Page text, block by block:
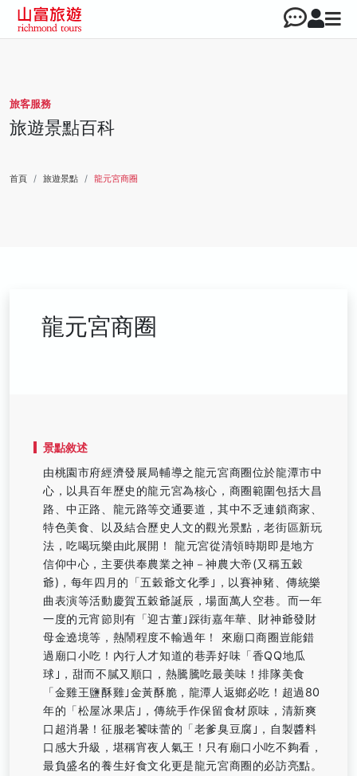
旅客服務
旅遊景點百科
首頁 旅遊景點 龍元宮商圈
龍元宮商圈
景點敘述
由桃園市府經濟發展局輔導之龍元宮商圈位於龍潭市中
心，以具百年歷史的龍元宮為核心，商圈範圍包括大昌
路、中正路、龍元路等交通要道，其中不乏連鎖商家、
特色美食、以及結合歷史人文的觀光景點，老街區新玩
法，吃喝玩樂由此展開！ 龍元宮從清領時期即是地方
信仰中心，主要供奉農業之神－神農大帝(又稱五穀
爺)，每年四月的「五穀爺文化季｣，以賽神豬、傳統樂
曲表演等活動慶賀五穀爺誕辰，場面萬人空巷。而一年
一度的元宵節則有「迎古董｣踩街嘉年華、財神爺發財
母金遶境等，熱鬧程度不輸過年！ 來廟口商圈豈能錯
過廟口小吃！內行人才知道的巷弄好味「香QQ地瓜
球｣，甜而不膩又順口，熱騰騰吃最美味！排隊美食
「金雞王鹽酥雞｣金黃酥脆，龍潭人返鄉必吃！超過80
年的「松屋冰果店｣，傳統手作保留食材原味，清新爽
口超消暑！征服老饕味蕾的「老爹臭豆腐｣，自製醬料
口感大升級，堪稱宵夜人氣王！只有廟口小吃不夠看，
最負盛名的養生好食文化更是龍元宮商圈的必訪亮點。